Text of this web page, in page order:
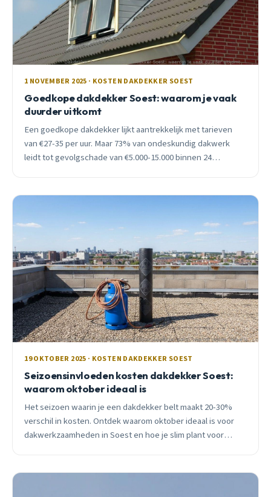
1 NOVEMBER 2025 · KOSTEN DAKDEKKER SOEST
Goedkope dakdekker Soest: waarom je vaak
duurder uitkomt
Een goedkope dakdekker lijkt aantrekkelijk met tarieven
van €27-35 per uur. Maar 73% van ondeskundig dakwerk
leidt tot gevolgschade van €5.000-15.000 binnen 24
19 OKTOBER 2025 · KOSTEN DAKDEKKER SOEST
Seizoensinvloeden kosten dakdekker Soest:
waarom oktober ideaal is
Het seizoen waarin je een dakdekker belt maakt 20-30%
verschil in kosten. Ontdek waarom oktober ideaal is voor
dakwerkzaamheden in Soest en hoe je slim plant voor